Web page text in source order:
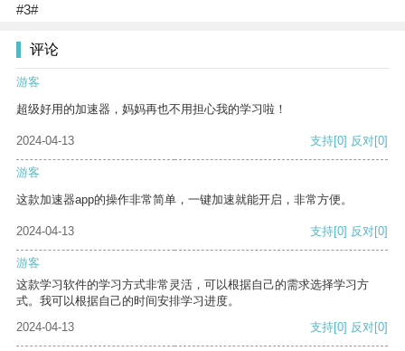
#3#
评论
游客
超级好用的加速器，妈妈再也不用担心我的学习啦！
2024-04-13 支持[0] 反对[0]
游客
这款加速器app的操作非常简单，一键加速就能开启，非常方便。
2024-04-13 支持[0] 反对[0]
游客
这款学习软件的学习方式非常灵活，可以根据自己的需求选择学习方
式。我可以根据自己的时间安排学习进度。
2024-04-13
支持[0] 反对[0]